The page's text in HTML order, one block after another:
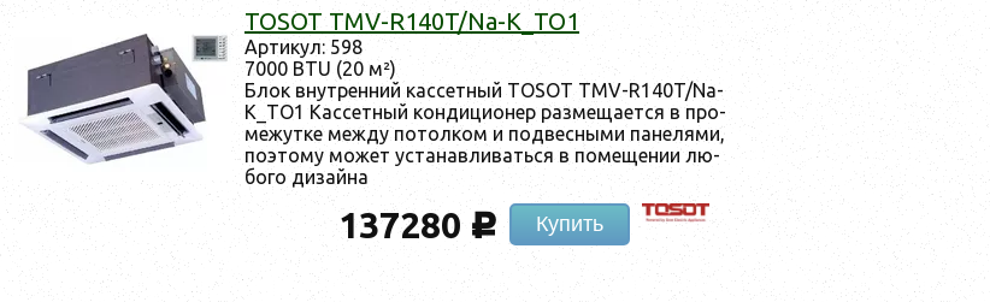
TOSOT TMV-R140T/Na-K_TO1
Ар­ти­кул: 598
7000 BTU (20 м²)
Блок внут­ренний кас­сетный TOSOT TMV-R140T/Na-
K_TO1 Кас­сетный кон­ди­ци­онер раз­ме­ща­ет­ся в про­
межут­ке меж­ду по­тол­ком и под­весны­ми па­неля­ми,
по­это­му мо­жет ус­та­нав­ли­вать­ся в по­меще­нии лю­
бого ди­зай­на
137280 c Купить